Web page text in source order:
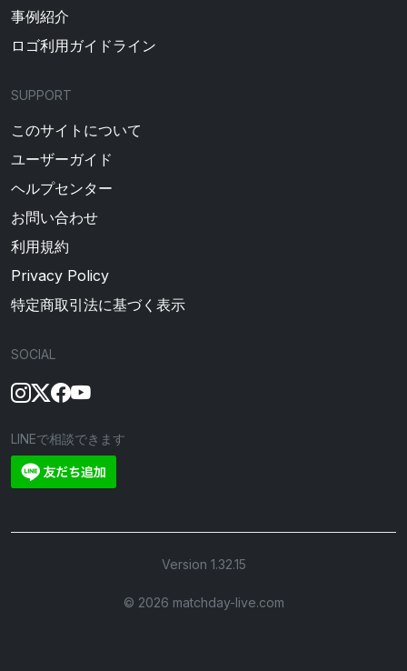
事例紹介
ロゴ利用ガイドライン
SUPPORT
このサイトについて
ユーザーガイド
ヘルプセンター
お問い合わせ
利用規約
Privacy Policy
特定商取引法に基づく表示
SOCIAL
LINEで相談できます
Version 1.32.15
©︎ 2026 matchday-live.com